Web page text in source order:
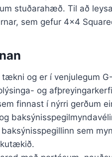
stuðarahæð. Til að
sem gefur 4×4
og er í venjulegum
og
finnast í nýrri gerðum
sem